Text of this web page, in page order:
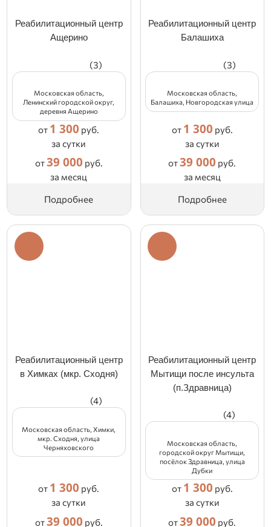
Реабилитационный центр
Ащерино
(3)
Московская область,
Ленинский городской округ,
деревня Ащерино
от 1 300 руб.
за сутки
от39 000 руб.
за месяц
Подробнее
Реабилитационный центр
Балашиха
(3)
Московская область,
Балашиха, Новгородская улица
от 1 300 руб.
за сутки
от39 000 руб.
за месяц
Подробнее
Реабилитационный центр
в Химках (мкр. Сходня)
(4)
Московская область, Химки,
мкр. Сходня, улица
Черняховского
от 1 300 руб.
за сутки
от39 000 руб.
Реабилитационный центр
Мытищи после инсульта
(п.Здравница)
(4)
Московская область,
городской округ Мытищи,
посёлок Здравница, улица
Дубки
от 1 300 руб.
за сутки
от39 000 руб.